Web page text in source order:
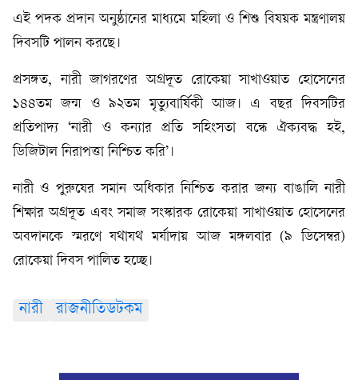
এই পদক প্রদান অনুষ্ঠানের মাধ্যমে মহিলা ও শিশু বিষয়ক মন্ত্রণালয়
দিবসটি পালন করছে।
প্রসঙ্গত, নারী জাগরণের অগ্রদূত রোকেয়া সাখাওয়াত হোসেনের
১৪৪তম জন্ম ও ৯২তম মৃত্যুবার্ষিকী আজ। এ বছর দিবসটির
প্রতিপাদ্য ‘নারী ও কন্যার প্রতি সহিংসতা বন্ধে ঐক্যবদ্ধ হই,
ডিজিটাল নিরাপত্তা নিশ্চিত করি’।
নারী ও পুরুষের সমান অধিকার নিশ্চিত করার জন্য বাঙালি নারী
শিক্ষার অগ্রদূত এবং সমাজ সংস্কারক রোকেয়া সাখাওয়াত হোসেনের
অবদানকে স্মরণে যথাযথ মর্যাদায় আজ মঙ্গলবার (৯ ডিসেম্বর)
রোকেয়া দিবস পালিত হচ্ছে।
নারী রাজনীতিডটকম